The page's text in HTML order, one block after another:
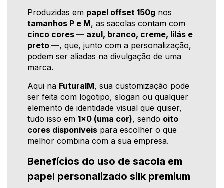
Produzidas em papel offset 150g nos
tamanhos P e M, as sacolas contam com
cinco cores — azul, branco, creme, lilás e
preto —, que, junto com a personalização,
podem ser aliadas na divulgação de uma
marca.
Aqui na FuturaIM, sua customização pode
ser feita com logotipo, slogan ou qualquer
elemento de identidade visual que quiser,
tudo isso em 1x0 (uma cor), sendo oito
cores disponíveis para escolher o que
melhor combina com a sua empresa.
Benefícios do uso de sacola em
papel personalizado silk premium